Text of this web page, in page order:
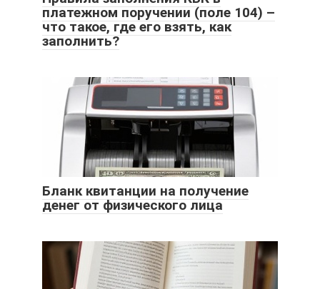
платежном поручении (поле 104) –
что такое, где его взять, как
заполнить?
Бланк квитанции на получение
денег от физического лица